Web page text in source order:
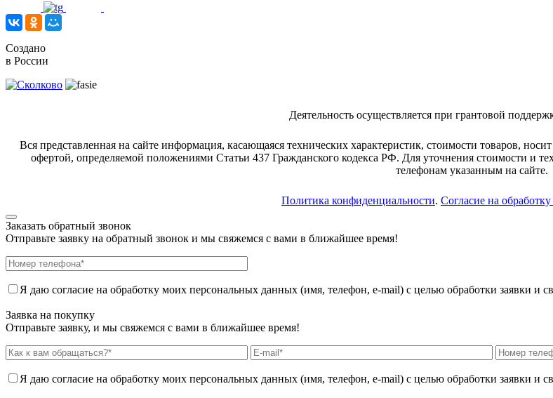
Создано
в России
Деятельность осуществляется при грантовой
Вся представленная на сайте информация, касающаяся технических характеристик, стоимости товаров,
офертой, определяемой положениями Статьи 437 Гражданского кодекса РФ. Для уточнения стоимости и
телефонам указанным на сайте.
Политика конфиденциальности. Согласие на
Заказать обратный звонок
Отправьте заявку на обратный звонок и мы свяжемся с вами в ближайшее время!
Я даю согласие на обработку моих персональных данных (имя, телефон, e-mail) с целью обработки заявки и
Заявка на покупку
Отправьте заявку, и мы свяжемся с вами в ближайшее время!
Я даю согласие на обработку моих персональных данных (имя, телефон, e-mail) с целью обработки заявки и